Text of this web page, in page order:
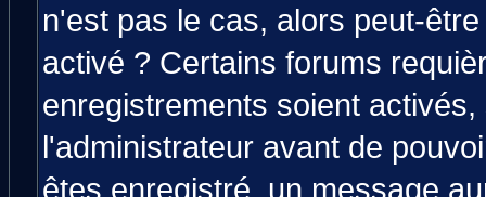
n'est pas le cas, alors peut-
activé ? Certains forums
enregistrements soient
l'administrateur avant de
êtes enregistré, un message